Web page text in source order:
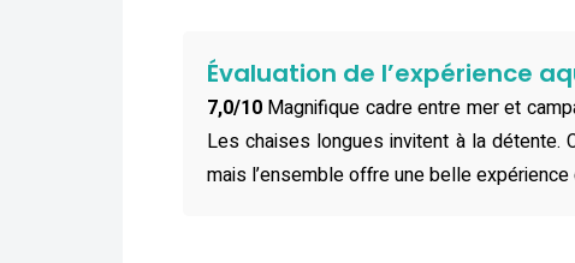
Évaluation de l’expérience
7,0/10 Magnifique cadre entre mer et
Les chaises longues invitent à la détente.
mais l’ensemble offre une belle expérience